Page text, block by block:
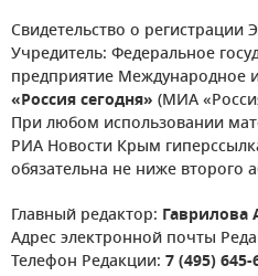
Свидетельство о регистрации
Учредитель: Федеральное
предприятие Международное
«Россия сегодня» (МИА
При любом использовании
РИА Новости Крым
обязательна не ниже второго
Главный редактор: Гаврилова
Адрес электронной почты
Телефон Редакции: 7 (495) 645-